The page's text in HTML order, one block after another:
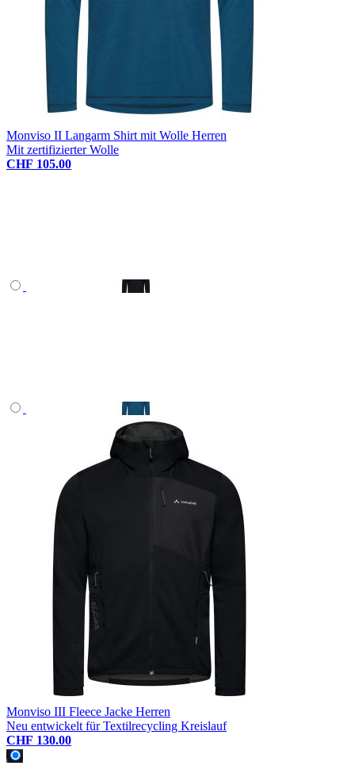
Monviso II Langarm Shirt mit Wolle Herren
Mit zertifizierter Wolle
CHF 105.00
Monviso III Fleece Jacke Herren
Neu entwickelt für Textilrecycling Kreislauf
CHF 130.00